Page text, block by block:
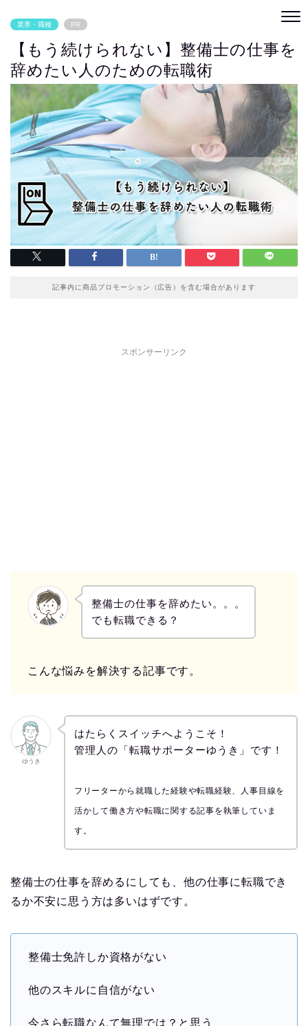
業界・職種 PR
【もう続けられない】整備士の仕事を
辞めたい人のための転職術
記事内に商品プロモーション（広告）を含む場合があります
スポンサーリンク
整備士の仕事を辞めたい。。。
でも転職できる？
こんな悩みを解決する記事です。
ゆうき
はたらくスイッチへようこそ！
管理人の「転職サポーターゆうき」です！
フリーターから就職した経験や転職経験、人事目線を
活かして働き方や転職に関する記事を執筆していま
す。
整備士の仕事を辞めるにしても、他の仕事に転職でき
るか不安に思う方は多いはずです。
整備士免許しか資格がない
他のスキルに自信がない
今さら転職なんて無理では？と思う